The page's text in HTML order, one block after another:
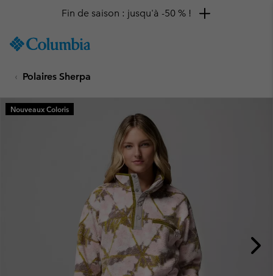
TO
SKIP
MAIN
NAV
Remise de 10 % à saisir
Polaires Sherpa
Nouveaux Coloris